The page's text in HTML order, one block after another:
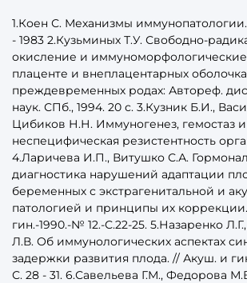
1.Коен С. Механизмы
- 1983 2.Кузьминых Т.У. Свободно-
окисление и
плаценте и внеплацентарных
преждевременных родах: Автореф.
наук. СПб., 1994. 20 с. 3.Кузник Б.И.,
Цибиков Н.Н. Иммуногенез, гемостаз и
неспецифическая резистентность
4.Ларичева И.П., Витушко С.А.
диагностика нарушений адаптации
беременных с экстрагенитальной и
патологией и принципы их
гин.-1990.-№ 12.-С.22-25. 5.Назаренко
Л.В. Об иммунологических аспектах
задержки развития плода. // Акуш. и
С. 28 - 31. 6.Савельева Г.М., Федорова